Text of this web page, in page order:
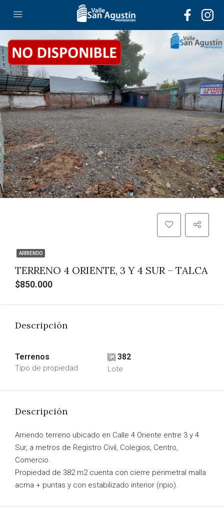
ARRIENDO
TERRENO 4 ORIENTE, 3 Y 4 SUR – TALCA
$850.000
Descripción
Terrenos
Tipo de propiedad
382
Lote
Descripción
Arriendo terreno ubicado en Calle 4 Oriente entre 3 y 4
Sur, a metros de Registro Civil, Colegios, Centro,
Comercio.
Propiedad de 382 m2 cuenta con cierre perimetral malla
acma + puntas y con estabilizado interior (ripio).